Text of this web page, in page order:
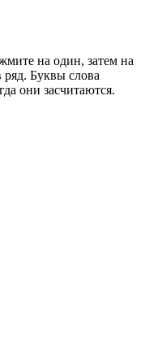
на один, затем на
Буквы слова
они засчитаются.